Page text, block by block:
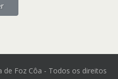
Foz Côa - Todos os direitos